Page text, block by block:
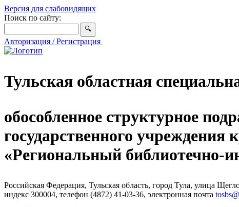
Версия для слабовидящих
Поиск по сайту:
Авторизация / Регистрация
Тульская областная
обособленное структурное
государственного учреждения
«Региональный
Российская Федерация, Тульская область, город Тула, улица
индекс 300004, телефон (4872) 41-03-36, электронная почта